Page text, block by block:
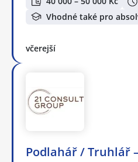
Vhodné také pro
včerejší
Podlahář / Truhlář